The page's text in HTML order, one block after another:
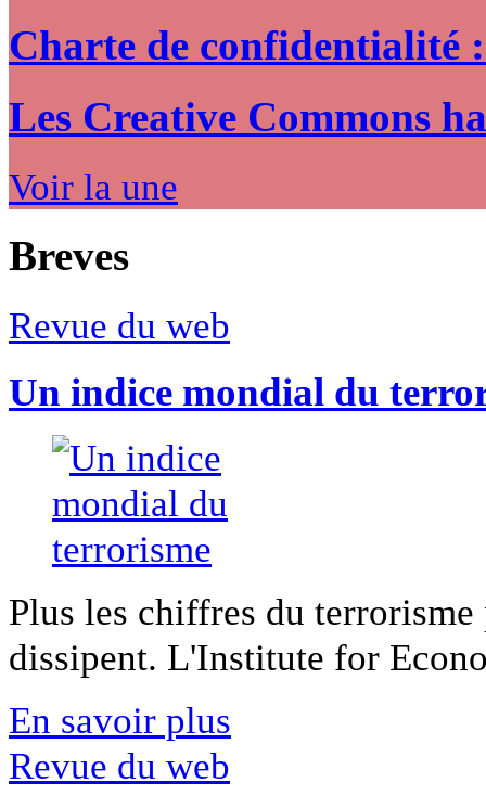
Charte de confidentialité
Les Creative Commons
Voir la une
Breves
Revue du web
Un indice mondial du
Plus les chiffres du
dissipent. L'Institute for
En savoir plus
Revue du web